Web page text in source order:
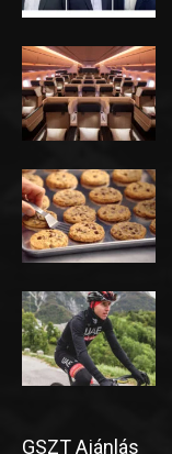
GSZT Ajánlás